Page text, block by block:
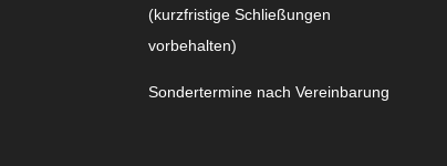
(kurzfristige Schließungen
vorbehalten)
Sondertermine nach Vereinbarung